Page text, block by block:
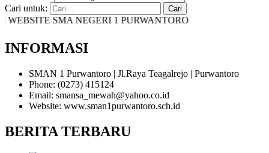
Cari untuk:
SMA NEGERI 1 PURWANTORO
INFORMASI
SMAN 1 Purwantoro | Jl.Raya Teagalrejo | Purwantoro
Phone: (0273) 415124
Email: smansa_mewah@yahoo.co.id
Website: www.sman1purwantoro.sch.id
BERITA TERBARU